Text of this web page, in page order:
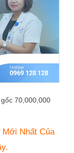
70,000,000
Mới Nhất Của